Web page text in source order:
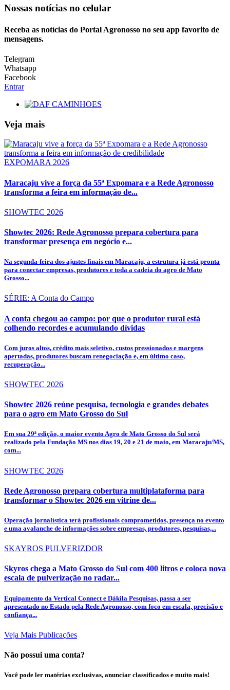
Nossas notícias no celular
Receba as notícias do Portal Agronosso no seu app favorito de
mensagens.
Telegram
Whatsapp
Facebook
Entrar
Veja mais
EXPOMARA 2026
Maracaju vive a força da 55ª Expomara e a Rede Agronosso
transforma a feira em informação de...
SHOWTEC 2026
Showtec 2026: Rede Agronosso prepara cobertura para
transformar presença em negócio e...
Na segunda-feira dos ajustes finais em Maracaju, a estrutura já está pronta
para conectar empresas, produtores e toda a cadeia do agro de Mato
Grosso...
SÉRIE: A Conta do Campo
A conta chegou ao campo: por que o produtor rural está
colhendo recordes e acumulando dívidas
Com juros altos, crédito mais seletivo, custos pressionados e margens
apertadas, produtores buscam renegociação e, em último caso,
recuperação...
SHOWTEC 2026
Showtec 2026 reúne pesquisa, tecnologia e grandes debates
para o agro em Mato Grosso do Sul
Em sua 29ª edição, o maior evento Agro de Mato Grosso do Sul será
realizado pela Fundação MS nos dias 19, 20 e 21 de maio, em Maracaju/MS,
com...
SHOWTEC 2026
Rede Agronosso prepara cobertura multiplataforma para
transformar o Showtec 2026 em vitrine de...
Operação jornalística terá profissionais comprometidos, presença no evento
e uma avalanche de informações sobre empresas, produtores, pesquisas,...
SKAYROS PULVERIZDOR
Skyros chega a Mato Grosso do Sul com 400 litros e coloca nova
escala de pulverização no radar...
Equipamento da Vertical Connect e Dákila Pesquisas, passa a ser
apresentado no Estado pela Rede Agronosso, com foco em escala, precisão e
confiança...
Veja Mais Publicações
Não possui uma conta?
Você pode ler matérias exclusivas, anunciar classificados e muito mais!